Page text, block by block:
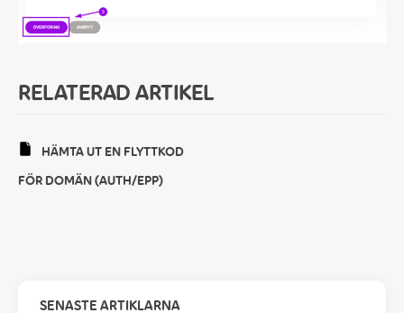
RELATERAD ARTIKEL
HÄMTA UT EN FLYTTKOD
FÖR DOMÄN (AUTH/EPP)
SENASTE ARTIKLARNA